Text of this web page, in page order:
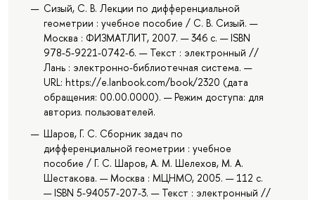
Сизый, С. В. Лекции по дифференциальной
геометрии : учебное пособие / С. В. Сизый. —
Москва : ФИЗМАТЛИТ, 2007. — 346 с. — ISBN
978-5-9221-0742-6. — Текст : электронный //
Лань : электронно-библиотечная система. —
URL: https://e.lanbook.com/book/2320 (дата
обращения: 00.00.0000). — Режим доступа: для
авториз. пользователей.
Шаров, Г. С. Сборник задач по
дифференциальной геометрии : учебное
пособие / Г. С. Шаров, А. М. Шелехов, М. А.
Шестакова. — Москва : МЦНМО, 2005. — 112 с.
— ISBN 5-94057-207-3. — Текст : электронный //